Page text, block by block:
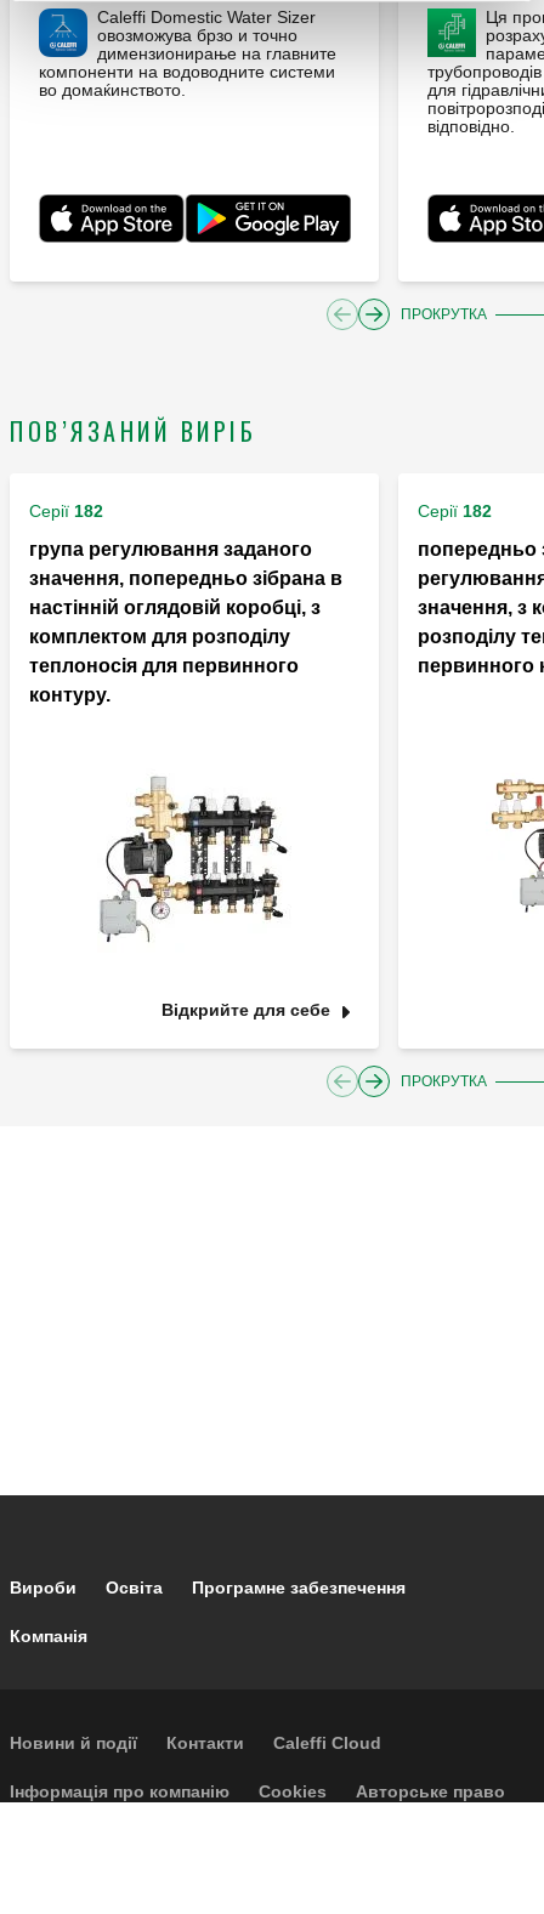
Caleffi Domestic Water Sizer
овозможува брзо и точно
димензионирање на главните
компоненти на водоводните системи
во домаќинството.
Ця
для
відповідно.
ПРОКРУТКА
ПОВ’ЯЗАНИЙ ВИРІБ
Серії 182
група регулювання заданого
значення, попередньо зібрана в
настінній оглядовій коробці, з
комплектом для розподілу
теплоносія для первинного
контуру.
Відкрийте для себе
Серії 182
попередньо
значення, з
розподілу
первинного
ПРОКРУТКА
Footer main navigation
Вироби Освіта Програмне забезпечення
Компанія
Footer secondary navigation
Новини й події Контакти Caleffi Cloud
Footer menu
Інформація про компанію Cookies Авторське право